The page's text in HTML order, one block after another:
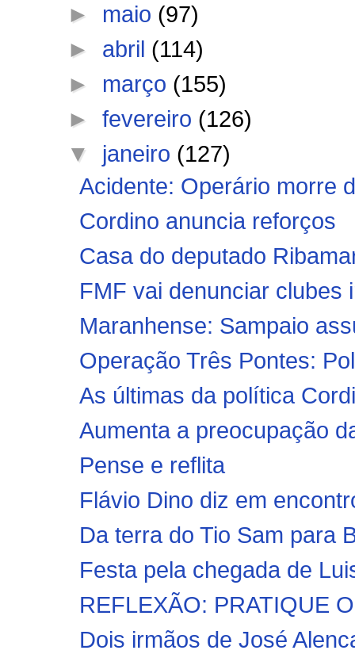
► maio (97)
► abril (114)
► março (155)
►fevereiro (126)
▼ janeiro (127)
Acidente: Operário morre
Cordino anuncia reforços
Casa do deputado
FMF vai denunciar clubes
Maranhense: Sampaio
Operação Três Pontes:
As últimas da política
Aumenta a preocupação
Pense e reflita
Flávio Dino diz em
Da terra do Tio Sam para
Festa pela chegada de
REFLEXÃO: PRATIQUE
Dois irmãos de José